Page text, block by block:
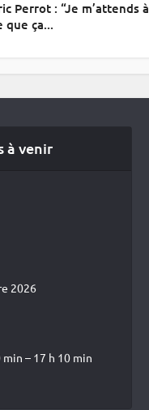
Perrot : “Je m’attends à
que ça...
à venir
2026
– 17 h 10 min